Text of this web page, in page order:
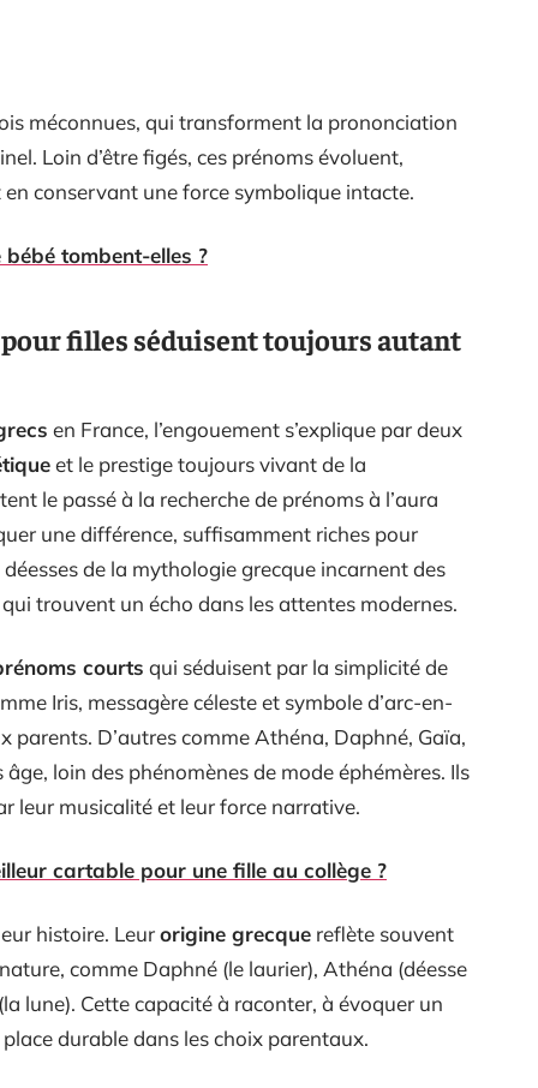
méconnues, qui transforment la prononciation
Loin d’être figés, ces prénoms évoluent,
conservant une force symbolique intacte.
tombent-elles ?
filles séduisent toujours autant
en France, l’engouement s’explique par deux
et le prestige toujours vivant de la
le passé à la recherche de prénoms à l’aura
une différence, suffisamment riches pour
de la mythologie grecque incarnent des
qui trouvent un écho dans les attentes modernes.
courts qui séduisent par la simplicité de
Iris, messagère céleste et symbole d’arc-en-
parents. D’autres comme Athéna, Daphné, Gaïa,
loin des phénomènes de mode éphémères. Ils
leur musicalité et leur force narrative.
cartable pour une fille au collège ?
histoire. Leurorigine grecque reflète souvent
comme Daphné (le laurier), Athéna (déesse
lune). Cette capacité à raconter, à évoquer un
durable dans les choix parentaux.